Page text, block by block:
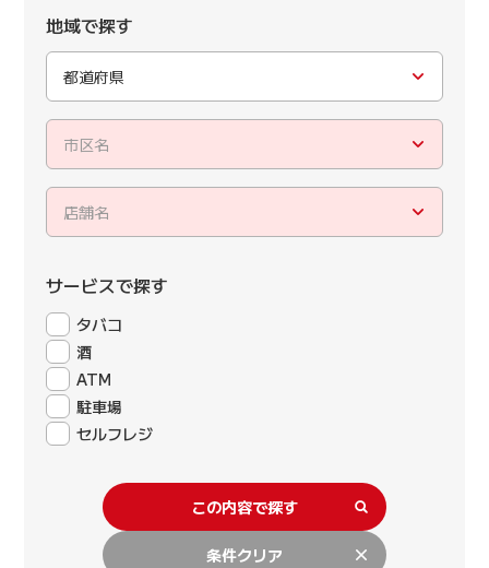
地域で探す
都道府県
市区名
店舗名
サービスで探す
タバコ
酒
ATM
駐車場
セルフレジ
この内容で探す
条件クリア